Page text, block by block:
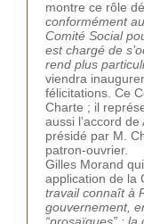
montre ce rôle
conformément
Comité Social
est chargé de
rend plus
viendra
félicitations. Ce
Charte ; il
aussi l’accord
présidé par M.
patron-ouvrier.
Gilles Morand
application de la
travail connaît à
gouvernement,